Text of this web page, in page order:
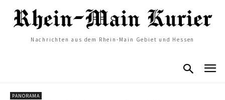
Nachrichten aus dem Rhein-Main Gebiet und Hessen
PANORAMA